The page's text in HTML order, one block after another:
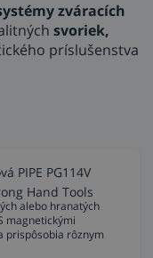
zváracích
svoriek,
príslušenstva
PIPE PG114V
Hand Tools
alebo hranatých
magnetickými
prispôsobia rôznym